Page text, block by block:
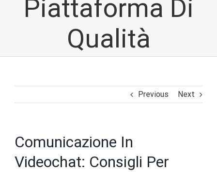
Piattaforma Di
Qualità
Previous Next
Comunicazione In
Videochat: Consigli Per